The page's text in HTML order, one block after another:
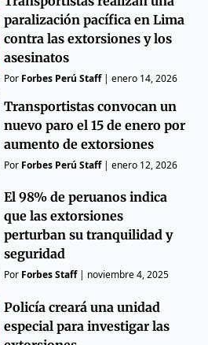
paralización pacífica en Lima
contra las extorsiones y los
asesinatos
Por Forbes Perú Staff|enero 14, 2026
Transportistas convocan un
nuevo paro el 15 de enero por
aumento de extorsiones
Por Forbes Perú Staff|enero 12, 2026
El 98% de peruanos indica
que las extorsiones
perturban su tranquilidad y
seguridad
Por Forbes Staff| noviembre 4, 2025
Policía creará una unidad
especial para investigar las